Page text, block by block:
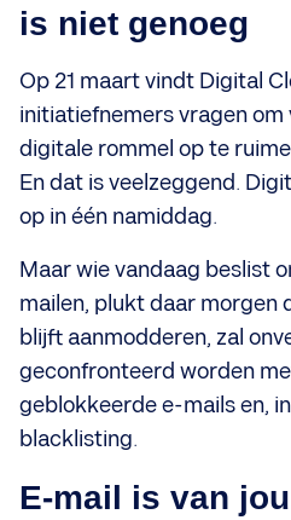
is niet genoeg
Op 21 maart vindt Digital
initiatiefnemers vragen om
digitale rommel op te
En dat is veelzeggend.
op in één namiddag.
Maar wie vandaag beslist
mailen, plukt daar morgen
blijft aanmodderen, zal
geconfronteerd worden
geblokkeerde e-mails en,
blacklisting.
E-mail is van